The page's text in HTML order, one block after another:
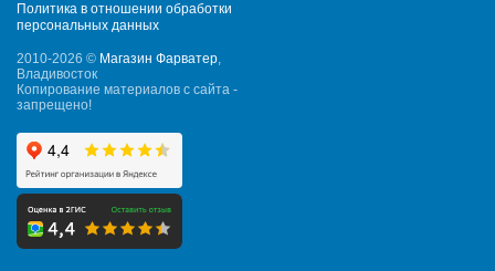
Политика в отношении обработки
персональных данных
2010-2026 © Магазин Фарватер,
Владивосток
Копирование материалов с сайта -
запрещено!